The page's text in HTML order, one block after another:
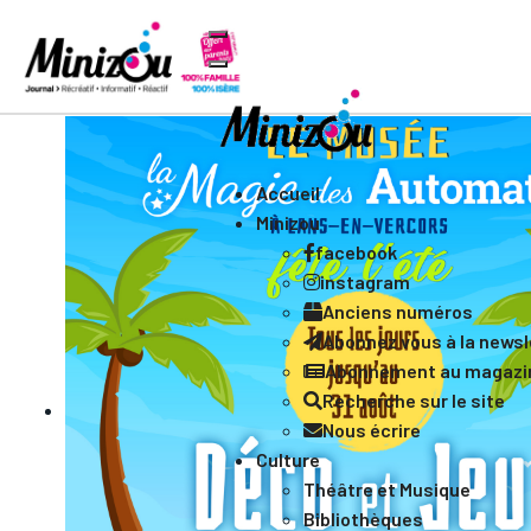
Accueil
Minizou
facebook
instagram
Anciens numéros
Abonnez vous à la
Abonnement au
Recherche sur le site
Nous écrire
Culture
Théâtre et Musique
Bibliothèques